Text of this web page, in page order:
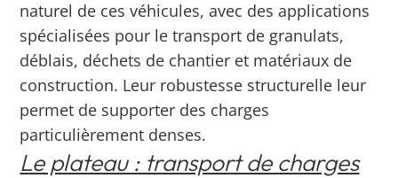
naturel de ces véhicules, avec des applications
spécialisées pour le transport de granulats,
déblais, déchets de chantier et matériaux de
construction. Leur robustesse structurelle leur
permet de supporter des charges
particulièrement denses.
Le plateau : transport de charges